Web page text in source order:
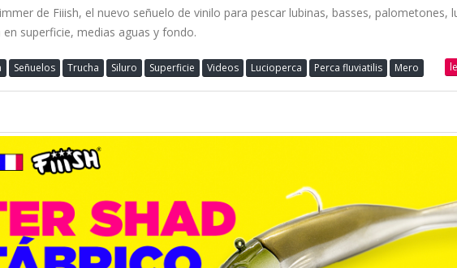
de Fiiish, el nuevo señuelo de vinilo para pescar lubinas, basses, palometones,
superficie, medias aguas y fondo.
Señuelos Trucha Siluro Superficie Videos Lucioperca Perca fluviatilis Mero